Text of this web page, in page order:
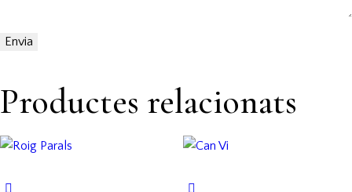
Productes relacionats